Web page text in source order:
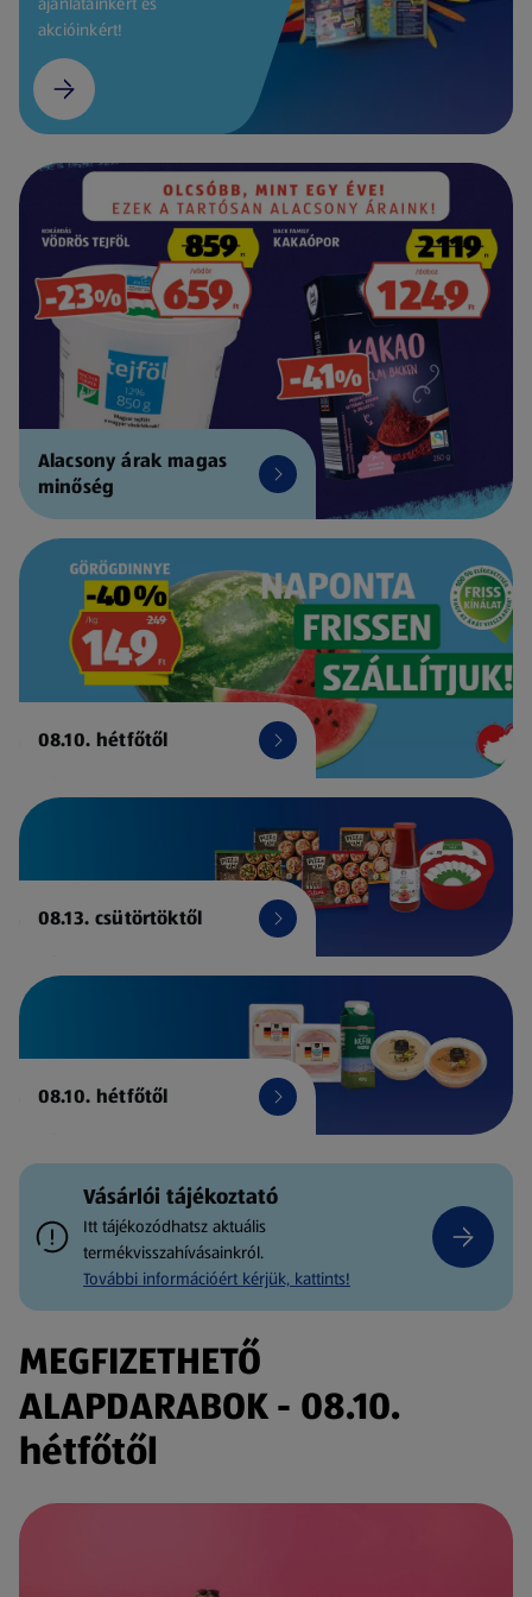
akcióinkért!
Alacsony árak magas
minőség
08.10. hétfőtől
08.13. csütörtöktől
08.10. hétfőtől
Vásárlói tájékoztató
Itt tájékozódhatsz aktuális
termékvisszahívásainkról.
További információért kérjük, kattints!
MEGFIZETHETŐ
ALAPDARABOK - 08.10.
hétfőtől